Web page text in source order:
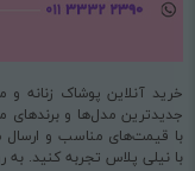
خرید آنلاین پوشاک زنانه و
جدیدترین مدل‌ها و برندهای
با قیمت‌های مناسب و ارسال
با نیلی پلاس تجربه کنید. به